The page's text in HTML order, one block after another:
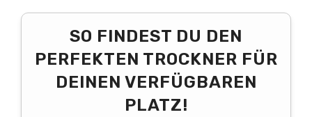
SO FINDEST DU DEN
PERFEKTEN TROCKNER FÜR
DEINEN VERFÜGBAREN
PLATZ!